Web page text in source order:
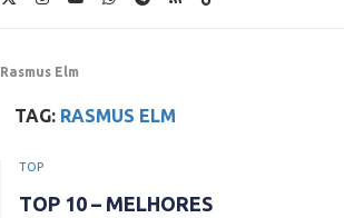
Rasmus Elm
TAG: RASMUS ELM
TOP
TOP 10 – MELHORES